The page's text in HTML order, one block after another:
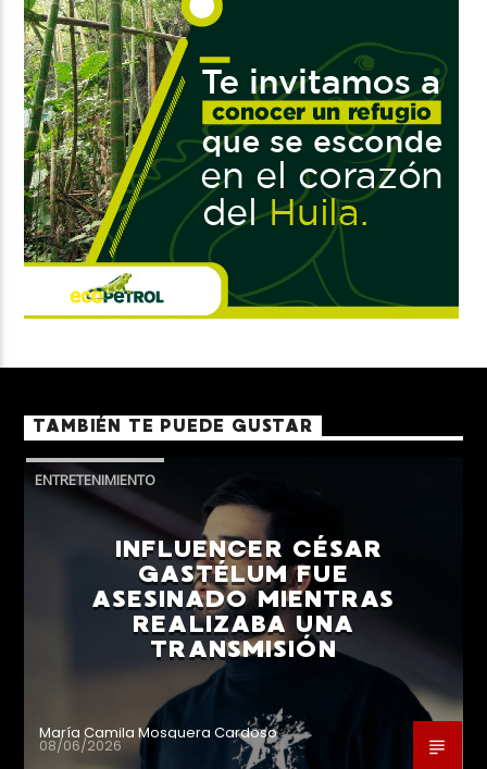
TAMBIÉN TE PUEDE GUSTAR
ENTRETENIMIENTO
INFLUENCER CÉSAR
GASTÉLUM FUE
ASESINADO MIENTRAS
REALIZABA UNA
TRANSMISIÓN
María Camila Mosquera Cardoso
08/06/2026